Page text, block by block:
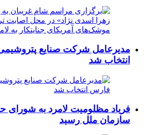
مدیرعامل شرکت صنایع
انتخاب شد
فریاد مظلومیت لامرد به شورای
سازمان ملل رسید